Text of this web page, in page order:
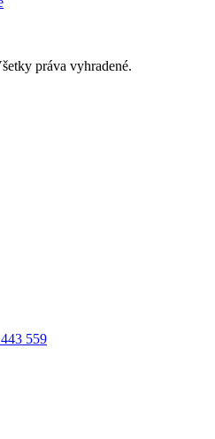
práva vyhradené.
559